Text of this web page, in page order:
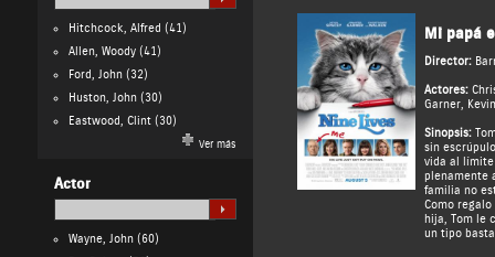
Hitchcock, Alfred (41)
Allen, Woody(41)
Ford, John(32)
Huston, John(30)
Eastwood, Clint(30)
Ver más
Actor
Wayne, John(60)
Mi papá
Director:
Actores:
Garner,
Sinopsis:
sin
vida al
plenamente
familia no
Como
hija, Tom le
un tipo